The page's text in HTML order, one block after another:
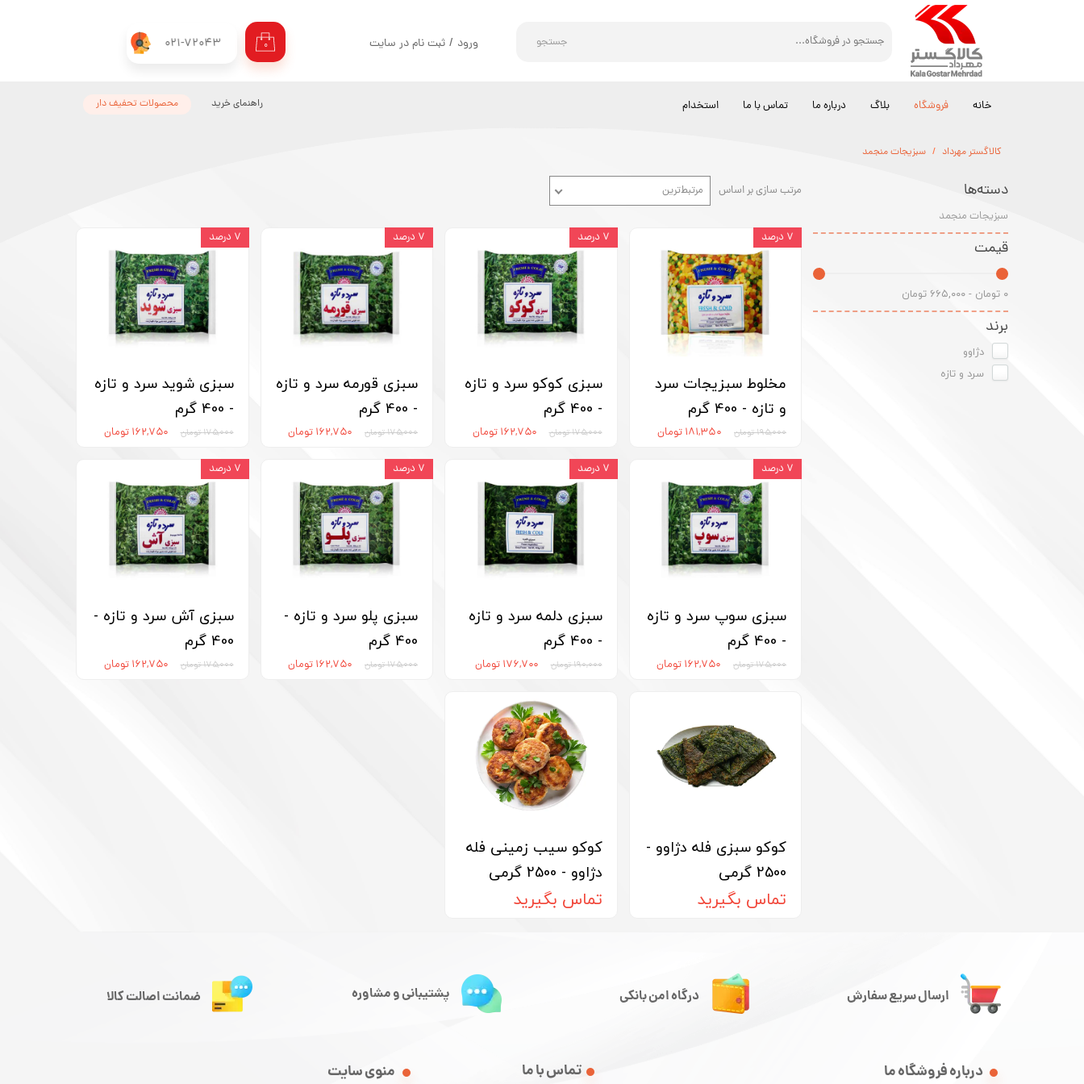
021-72043 جستجو ۰ ورود / ثبت نام در سایت
خانه فروشگاه بلاگ درباره ما تماس با ما استخدام محصولات تحفیف دار راهنمای خرید
کالاگستر مهرداد سبزیجات منجمد
دسته‌ها
سبزیجات منجمد
قیمت
۰ تومان - ۶۶۵,۰۰۰ تومان
برند
دژاوو
سرد و تازه
مرتب سازی بر اساس مرتبط‌ترین
مخلوط سبزیجات سرد
و تازه - 400 گرم
۱۹۵,۰۰۰ تومان ۱۸۱,۳۵۰ تومان
۷ درصد
سبزی کوکو سرد و تازه
- 400 گرم
۱۷۵,۰۰۰ تومان ۱۶۲,۷۵۰ تومان
۷ درصد
سبزی قورمه سرد و تازه
- 400 گرم
۱۷۵,۰۰۰ تومان ۱۶۲,۷۵۰ تومان
۷ درصد
سبزی شوید سرد و تازه
- 400 گرم
۱۷۵,۰۰۰ تومان ۱۶۲,۷۵۰ تومان
۷ درصد
سبزی سوپ سرد و تازه
- 400 گرم
۱۷۵,۰۰۰ تومان ۱۶۲,۷۵۰ تومان
۷ درصد
سبزی دلمه سرد و تازه
- 400 گرم
۱۹۰,۰۰۰ تومان ۱۷۶,۷۰۰ تومان
۷ درصد
سبزی پلو سرد و تازه -
400 گرم
۱۷۵,۰۰۰ تومان ۱۶۲,۷۵۰ تومان
۷ درصد
سبزی آش سرد و تازه -
400 گرم
۱۷۵,۰۰۰ تومان ۱۶۲,۷۵۰ تومان
۷ درصد
کوکو سبزی فله دژاوو -
2500 گرمی
تماس بگیرید
کوکو سیب زمینی فله
دژاوو - 2500 گرمی
تماس بگیرید
ارسال سریع سفارش
درباره فروشگاه ما منوی سایت تماس با ما
درگاه امن بانکی پشتیبانی و مشاوره ضمانت اصالت کالا